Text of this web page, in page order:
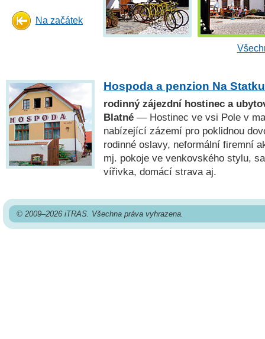
Na začátek
Hospoda a penzion Na Statku
rodinný zájezdní hostinec a
Blatné — Hostinec ve vsi Pole v
nabízející zázemí pro poklidnou
rodinné oslavy, neformální firemní
mj. pokoje ve venkovského stylu,
vířivka, domácí strava aj.
© 2009–2026 iTRAS. Všechna práva vyhrazena.